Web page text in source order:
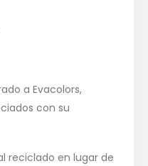
a Evacolors,
con su
reciclado en lugar de